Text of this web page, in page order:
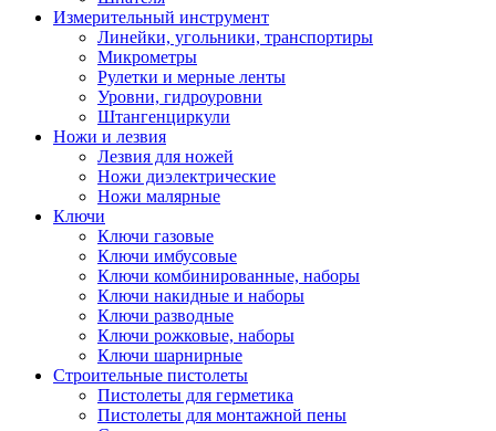
Измерительный инструмент
Линейки, угольники, транспортиры
Микрометры
Рулетки и мерные ленты
Уровни, гидроуровни
Штангенциркули
Ножи и лезвия
Лезвия для ножей
Ножи диэлектрические
Ножи малярные
Ключи
Ключи газовые
Ключи имбусовые
Ключи комбинированные, наборы
Ключи накидные и наборы
Ключи разводные
Ключи рожковые, наборы
Ключи шарнирные
Строительные пистолеты
Пистолеты для герметика
Пистолеты для монтажной пены